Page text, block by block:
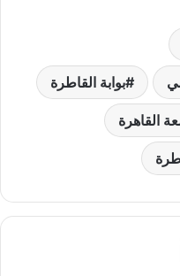
بوابة القاطرة
القاهرة